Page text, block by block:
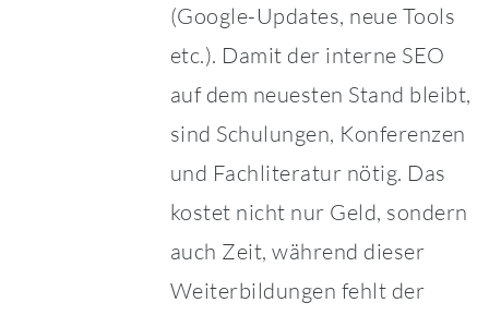
(Google-Updates, neue Tools
etc.). Damit der interne SEO
auf dem neuesten Stand bleibt,
sind Schulungen, Konferenzen
und Fachliteratur nötig. Das
kostet nicht nur Geld, sondern
auch Zeit, während dieser
Weiterbildungen fehlt der